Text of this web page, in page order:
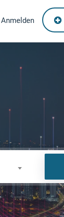
Anmelden